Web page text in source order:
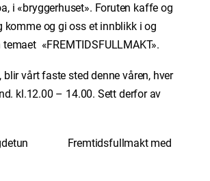
i «bryggerhuset». Foruten kaffe og
komme og gi oss et innblikk i og
«FREMTIDSFULLMAKT».
blir vårt faste sted denne våren, hver
kl.12.00 – 14.00. Sett derfor av
Fremtidsfullmakt med